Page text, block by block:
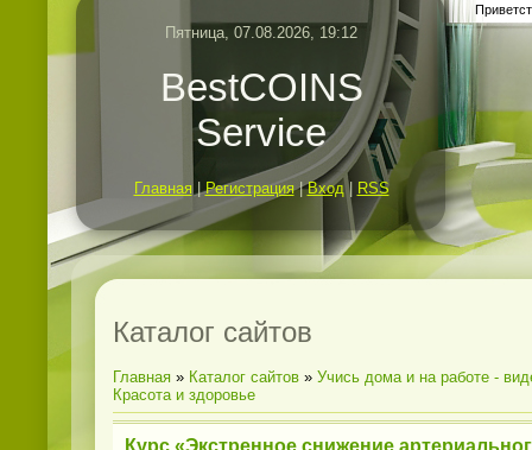
Пятница, 07.08.2026, 19:12
BestCOINS
Service
Главная |Регистрация|Вход| RSS
Каталог сайтов
Главная » Каталог сайтов » Учись дома и на работе -
Красота и здоровье